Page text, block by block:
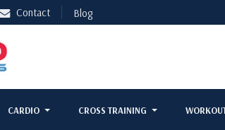
Contact Blog
CARDIO CROSS TRAINING